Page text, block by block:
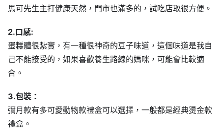
馬可先生主打健康天然，門市也滿多的，試吃店取很方便。
2.口感:
蛋糕體很紮實，有一種很神奇的豆子味道，這個味道是我自
己不能接受的，如果喜歡養生路線的媽咪，可能會比較適
合。
3.包裝：
彌月款有多可愛動物款禮盒可以選擇，一般都是經典燙金款
禮盒。